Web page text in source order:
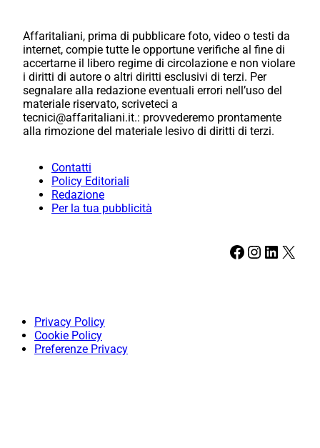
Affaritaliani, prima di pubblicare foto, video o testi da
internet, compie tutte le opportune verifiche al fine di
accertarne il libero regime di circolazione e non violare
i diritti di autore o altri diritti esclusivi di terzi. Per
segnalare alla redazione eventuali errori nell’uso del
materiale riservato, scriveteci a
tecnici@affaritaliani.it.: provvederemo prontamente
alla rimozione del materiale lesivo di diritti di terzi.
Contatti
Policy Editoriali
Redazione
Per la tua pubblicità
Facebook Instagram LinkedIn X
Privacy Policy
Cookie Policy
Preferenze Privacy